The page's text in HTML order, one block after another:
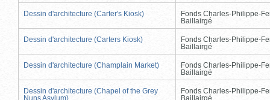
Dessin d'architecture (Carter's Kiosk)
Fonds Charles-Philippe-
Baillairgé
Dessin d'architecture (Carters Kiosk)
Fonds Charles-Philippe-
Baillairgé
Dessin d'architecture (Champlain Market)
Fonds Charles-Philippe-
Baillairgé
Dessin d'architecture (Chapel of the Grey
Nuns Asylum)
Fonds Charles-Philippe-
Baillairgé